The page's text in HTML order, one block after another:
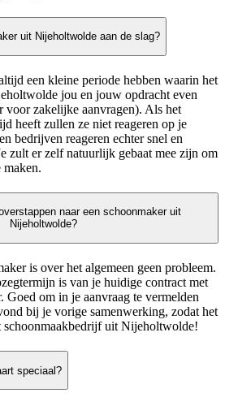
uit Nijeholtwolde aan de slag?
een kleine periode hebben waarin het
jou en jouw opdracht even
voor zakelijke aanvragen). Als het
heeft zullen ze niet reageren op je
bedrijven reageren echter snel en
zult er zelf natuurlijk gebaat mee zijn om
maken.
naar een schoonmaker uit
Nijeholtwolde?
is over het algemeen geen probleem.
is van je huidige contract met
Goed om in je aanvraag te vermelden
bij je vorige samenwerking, zodat het
uit Nijeholtwolde!
speciaal?